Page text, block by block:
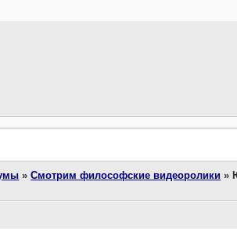
»Смотрим философские видеоролики »